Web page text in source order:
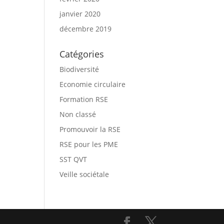
janvier 2020
décembre 2019
Catégories
Biodiversité
Economie circulaire
Formation RSE
Non classé
Promouvoir la RSE
RSE pour les PME
SST QVT
Veille sociétale